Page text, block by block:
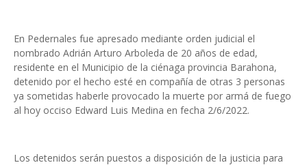
En Pedernales fue apresado mediante orden judicial el
nombrado Adrián Arturo Arboleda de 20 años de edad,
residente en el Municipio de la ciénaga provincia Barahona,
detenido por el hecho esté en compañía de otras 3 personas
ya sometidas haberle provocado la muerte por armá de fuego
al hoy occiso Edward Luis Medina en fecha 2/6/2022.
Los detenidos serán puestos a disposición de la justicia para